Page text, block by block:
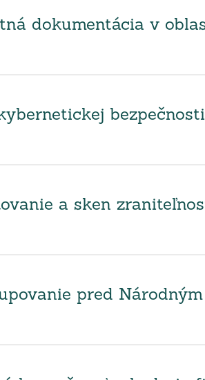
dokumentácia v
a sken
pred